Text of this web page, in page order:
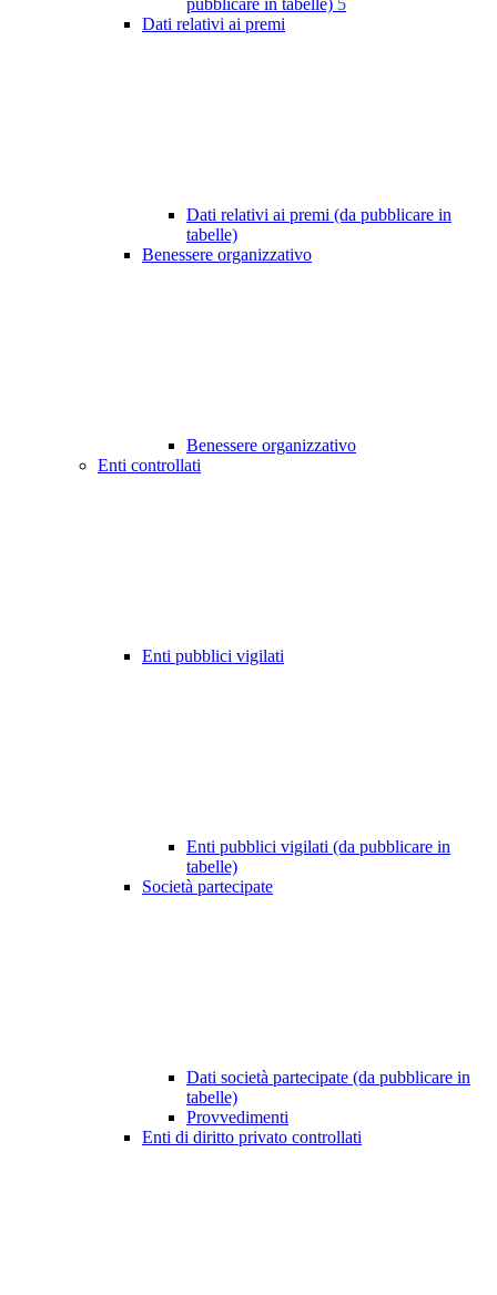
pubblicare in tabelle) 5
Dati relativi ai premi
Dati relativi ai premi (da pubblicare in
tabelle)
Benessere organizzativo
Benessere organizzativo
Enti controllati
Enti pubblici vigilati
Enti pubblici vigilati (da pubblicare in
tabelle)
Società partecipate
Dati società partecipate (da pubblicare in
tabelle)
Provvedimenti
Enti di diritto privato controllati